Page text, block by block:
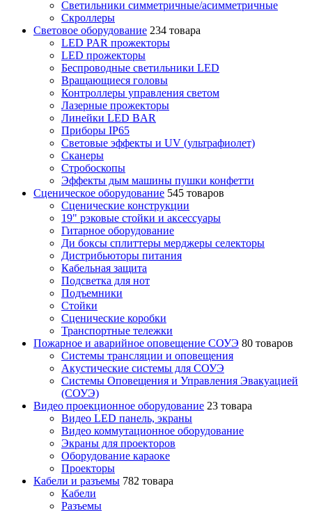
Светильники симметричные/асимметричные
Скроллеры
Световое оборудование 234 товара
LED PAR прожекторы
LED прожекторы
Беспроводные светильники LED
Вращающиеся головы
Контроллеры управления светом
Лазерные прожекторы
Линейки LED BAR
Приборы IP65
Световые эффекты и UV (ультрафиолет)
Сканеры
Стробоскопы
Эффекты дым машины пушки конфетти
Сценическое оборудование 545 товаров
Сценические конструкции
19" рэковые стойки и аксесcуары
Гитарное оборудование
Ди боксы сплиттеры мерджеры селекторы
Дистрибьюторы питания
Кабельная защита
Подсветка для нот
Подъемники
Стойки
Сценические коробки
Транспортные тележки
Пожарное и аварийное оповещение СОУЭ 80 товаров
Cистемы трансляции и оповещения
Акустические системы для СОУЭ
Системы Оповещения и Управления Эвакуацией
(СОУЭ)
Видео проекционное оборудование 23 товара
Видео LED панель, экраны
Видео коммутационное оборудование
Экраны для проекторов
Оборудование караоке
Проекторы
Кабели и разъемы 782 товара
Кабели
Разъемы